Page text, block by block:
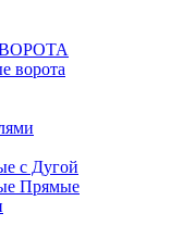
ворота
с Дугой
Прямые